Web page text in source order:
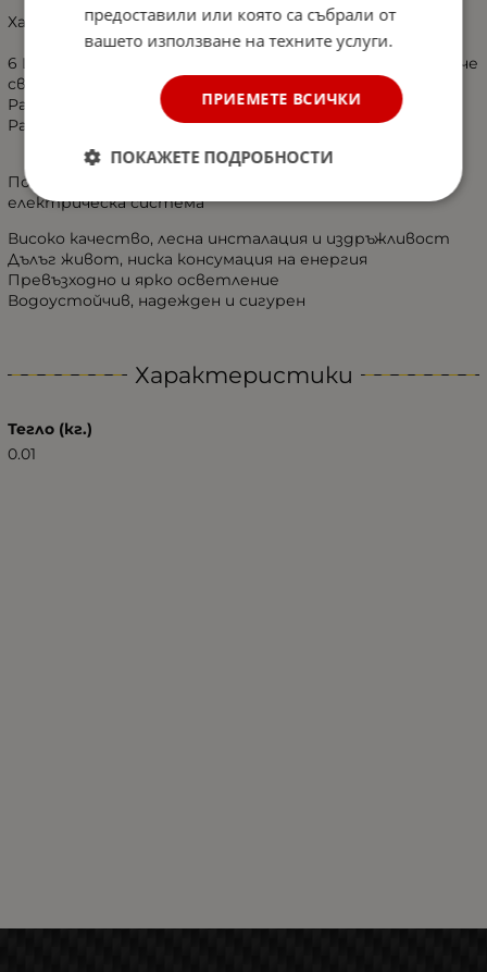
Характеристики:
6 LED SMD във всеки маркер (нова технология за повече
светлина)
Размери: 90 мм х 20 мм
Разстояние между центрове за монтаж: 75 мм
Подходящ за всички видове МПС с 12V и 24V
електрическа система
Високо качество, лесна инсталация и издръжливост
Дълъг живот, ниска консумация на енергия
Превъзходно и ярко осветление
Водоустойчив, надежден и сигурен
Характеристики
Тегло (кг.)
0.01
предоставили или която са събрали от
вашето използване на техните услуги.
ПРИЕМЕТЕ ВСИЧКИ
ПОКАЖЕТЕ ПОДРОБНОСТИ